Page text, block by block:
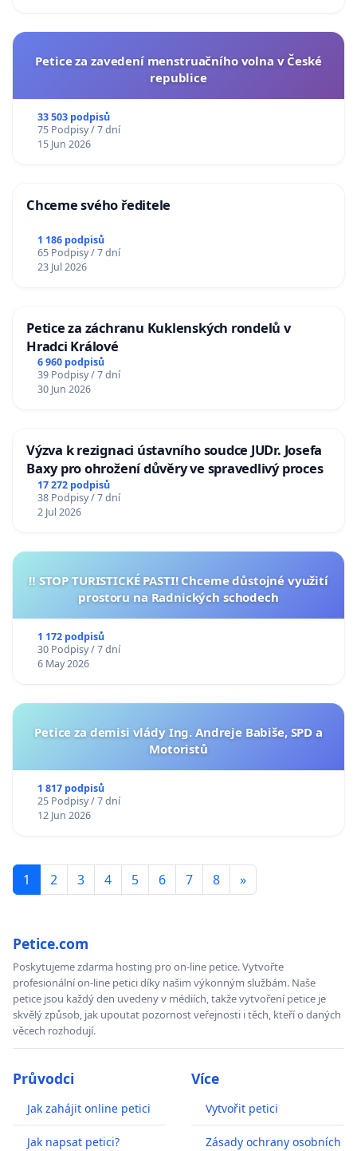
Petice za zavedení menstruačního volna v České
republice
33 503 podpisů
75 Podpisy / 7 dní
15 Jun 2026
Chceme svého ředitele
1 186 podpisů
65 Podpisy / 7 dní
23 Jul 2026
Petice za záchranu Kuklenských rondelů v
Hradci Králové
6 960 podpisů
39 Podpisy / 7 dní
30 Jun 2026
Výzva k rezignaci ústavního soudce JUDr. Josefa
Baxy pro ohrožení důvěry ve spravedlivý proces
17 272 podpisů
38 Podpisy / 7 dní
2 Jul 2026
‼️ STOP TURISTICKÉ PASTI! Chceme důstojné využití
prostoru na Radnických schodech
1 172 podpisů
30 Podpisy / 7 dní
6 May 2026
Petice za demisi vlády Ing. Andreje Babiše, SPD a
Motoristů
1 817 podpisů
25 Podpisy / 7 dní
12 Jun 2026
1 2 3 4 5 6 7 8 »
Petice.com
Poskytujeme zdarma hosting pro on-line petice. Vytvořte
profesionální on-line petici díky našim výkonným službám. Naše
petice jsou každý den uvedeny v médiích, takže vytvoření petice je
skvělý způsob, jak upoutat pozornost veřejnosti i těch, kteří o daných
věcech rozhodují.
Průvodci
Jak zahájit online petici
Jak napsat petici?
Více
Vytvořit petici
Zásady ochrany osobních